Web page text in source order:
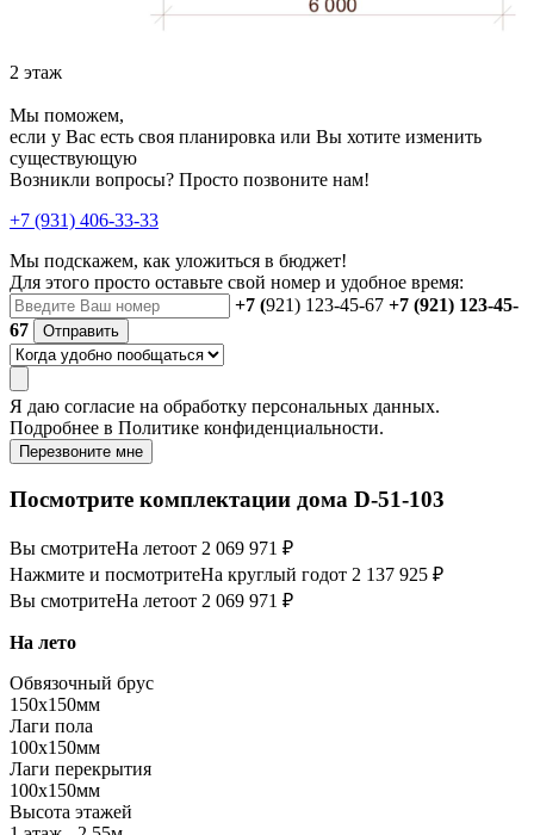
2 этаж
Мы поможем,
если у Вас есть своя планировка или Вы хотите изменить
существующую
Возникли вопросы? Просто позвоните нам!
+7 (931) 406-33-33
Мы подскажем, как уложиться в бюджет!
Для этого просто оставьте свой номер и удобное время:
+7 (921) 123-45-67 +7 (921) 123-45-
67
Отправить
Я даю согласие на обработку персональных данных.
Подробнее в Политике конфиденциальности.
Перезвоните мне
Посмотрите комплектации дома D-51-103
Вы смотритеНа летоот 2 069 971 ₽
Нажмите и посмотритеНа круглый годот 2 137 925 ₽
Вы смотритеНа летоот 2 069 971 ₽
На лето
Обвязочный брус
150х150мм
Лаги пола
100х150мм
Лаги перекрытия
100х150мм
Высота этажей